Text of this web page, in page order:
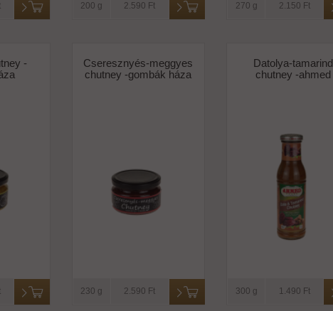
200 g 2.590 Ft 270 g 2.150 Ft
-
Cseresznyés-meggyes
chutney -gombák háza
230 g 2.590 Ft
Datolya-tamarind
chutney -ahmed
300 g 1.490 Ft